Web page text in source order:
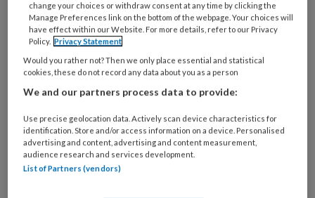
Wat
is
je
e-
* *
Kies
je
Kies
je
functie *
change your choices or withdraw consent at any time by clicking the
Manage Preferences link on the bottom of the webpage. Your choices will
have effect within our Website. For more details, refer to our Privacy
Policy. Privacy Statement
Would you rather not? Then we only place essential and statistical
cookies, these do not record any data about you as a person
We and our partners process data to provide:
Use precise geolocation data. Actively scan device characteristics for
identification. Store and/or access information on a device. Personalised
advertising and content, advertising and content measurement,
audience research and services development.
List of Partners (vendors)